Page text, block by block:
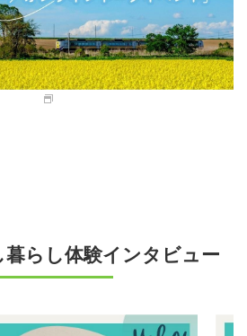
暮らし体験インタビュー